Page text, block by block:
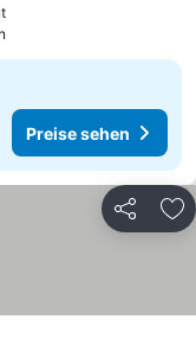
Preise sehen
Preise sehen
Teilen